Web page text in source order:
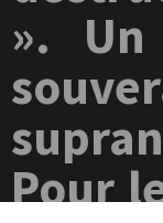
».
Pour